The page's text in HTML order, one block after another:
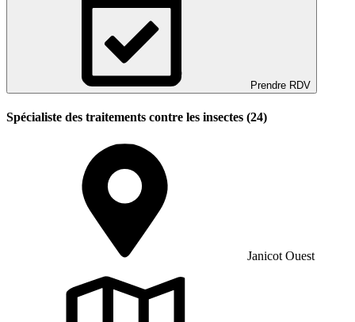
Prendre RDV
Spécialiste des traitements contre les insectes (24)
Janicot Ouest